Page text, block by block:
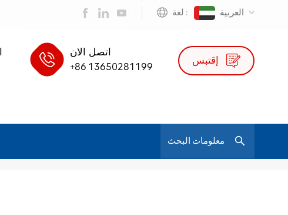
لغة :
اتصل الان
+86 13650281199